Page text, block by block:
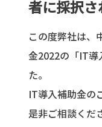
者に採択
この度弊社は、
金2022の「IT導
た。
IT導入補助金の
是非ご相談くだ